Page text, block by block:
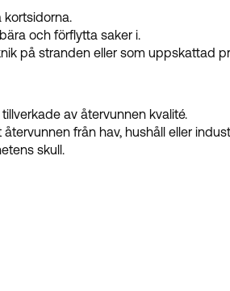
kortsidorna.
och förflytta saker i.
på stranden eller som uppskattad
av återvunnen kvalité.
från hav, hushåll eller
skull.